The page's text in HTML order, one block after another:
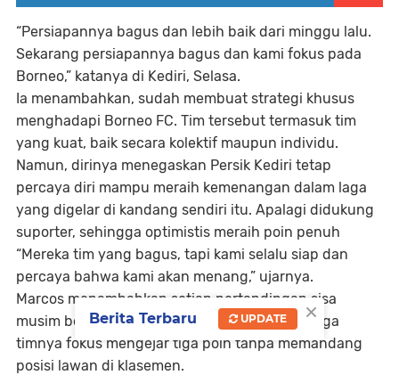
“Persiapannya bagus dan lebih baik dari minggu lalu.
Sekarang persiapannya bagus dan kami fokus pada
Borneo,” katanya di Kediri, Selasa.
Ia menambahkan, sudah membuat strategi khusus
menghadapi Borneo FC. Tim tersebut termasuk tim
yang kuat, baik secara kolektif maupun individu.
Namun, dirinya menegaskan Persik Kediri tetap
percaya diri mampu meraih kemenangan dalam laga
yang digelar di kandang sendiri itu. Apalagi didukung
suporter, sehingga optimistis meraih poin penuh
“Mereka tim yang bagus, tapi kami selalu siap dan
percaya bahwa kami akan menang,” ujarnya.
Marcos menambahkan setiap pertandingan sisa
musim bernilai seperti final bagi Persik sehingga
timnya fokus mengejar tiga poin tanpa memandang
posisi lawan di klasemen.
×
Berita Terbaru UPDATE